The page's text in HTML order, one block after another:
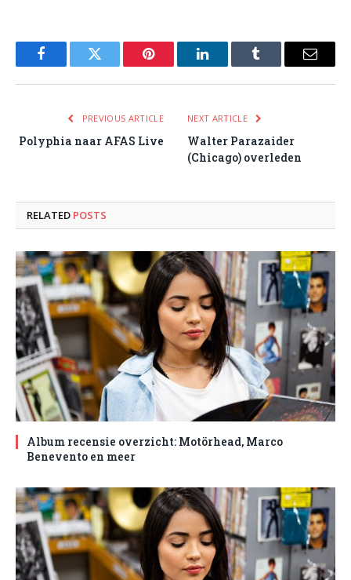
FacebookTwitter Pinterest LinkedInTumblr Email
PREVIOUS ARTICLE
Polyphia naar AFAS Live
NEXT ARTICLE
Walter Parazaider
(Chicago) overleden
RELATED POSTS
Album recensie overzicht: Motörhead, Marco
Benevento en meer